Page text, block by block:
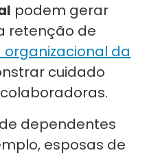
podem gerar
retenção de
organizacional da
cuidado
dependentes
esposas de